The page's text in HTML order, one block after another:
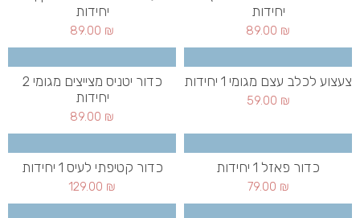
יחידות
89.00 ₪
יחידות
89.00 ₪
צעצוע לכלב עצם מגומי 1 יחידות
59.00 ₪
כדור יטניס מצייצים מגומי 2
יחידות
89.00 ₪
כדור פאזל 1 יחידות
79.00 ₪
כדור קטיפתי לעיס 1 יחידות
129.00 ₪